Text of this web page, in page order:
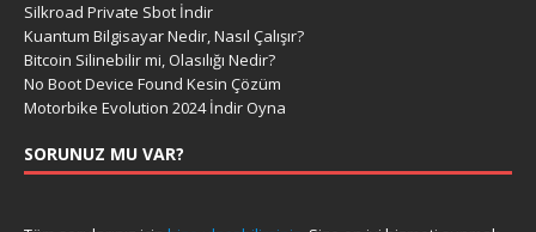
Silkroad Private Sbot İndir
Kuantum Bilgisayar Nedir, Nasıl Çalışır?
Bitcoin Silinebilir mi, Olasılığı Nedir?
No Boot Device Found Kesin Çözüm
Motorbike Evolution 2024 İndir Oyna
SORUNUZ MU VAR?